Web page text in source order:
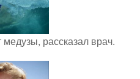
рассказал врач.